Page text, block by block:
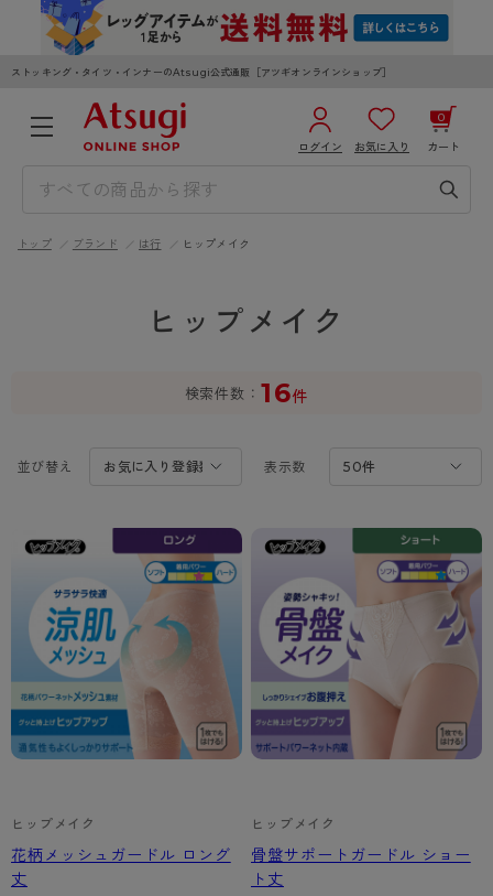
ストッキング・タイツ・インナーのAtsugi公式通販［アツギオンラインショップ］
ログイン お気に入り カート
0
3,980円以上のご購入で送料無料
レッグウェア
ストッキング
- 無地ストッキング
- 柄ストッキング
- ショート丈ストッキング
- 着圧ストッキング
インナーウェア
ブラジャー
- ノンワイヤーブラ
- ワイヤーブラ
- ブラトップ
- レギュラーショーツ
ライフスタイルウェア
ボトムス
トップス
ルームウェア・パジャマ
- スポーツブラ
レッグウエア
ソックス・靴下
クルー・レギュラー丈ソックス
スニーカー丈・くるぶし丈ソックス
ハイソックス
インナーウエア
メンズパンツ
ボクサー
トランクス
Tバック・ビキニ
ライフスタイルウェア
ボトムス
トップス
ルームウェア・パジャマ
レッグウエア
タイツ
ソックス・靴下
クルー・レギュラー丈ソックス
スニーカー丈・くるぶし丈ソックス
ハイソックス
インナーウエア
ブラジャー
ノンワイヤーブラ
ワイヤーブラ
スポーツブラ
レギュラーショーツ
ブランドから探す
AZGI
アスティーグ
クリアビューティアクティブ
スゴスト
hotto comfort
商品選びのお手伝い
お悩み別ガードル
ブラジャー特集
ご利用ガイド
よくある質問（FAQ）
トップ ブランド は行 ヒップメイク
ヒップメイク
検索件数 16件
並び替え 表示数
ヒップメイク
花柄メッシュガードル ロング
丈
ヒップメイク
骨盤サポートガードル ショー
ト丈